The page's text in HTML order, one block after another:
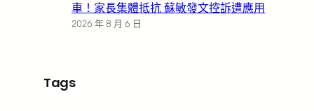
車！家長集體抵抗 蘇敏發文控訴遭應用
2026 年 8 月 6 日
Tags